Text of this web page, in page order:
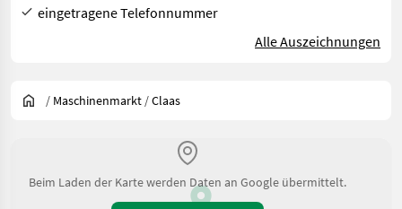
eingetragene Telefonnummer
Alle Auszeichnungen
/ Maschinenmarkt /Claas
Beim Laden der Karte werden Daten an Google übermittelt.